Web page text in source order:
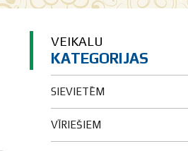
VEIKALU
KATEGORIJAS
SIEVIETĒM
VĪRIEŠIEM